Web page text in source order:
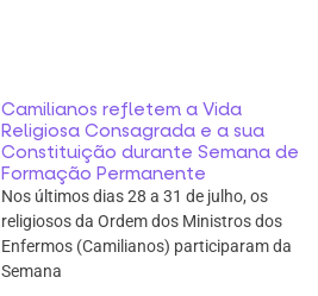
Camilianos refletem a Vida
Religiosa Consagrada e a sua
Constituição durante Semana de
Formação Permanente
Nos últimos dias 28 a 31 de julho, os
religiosos da Ordem dos Ministros dos
Enfermos (Camilianos) participaram da
Semana